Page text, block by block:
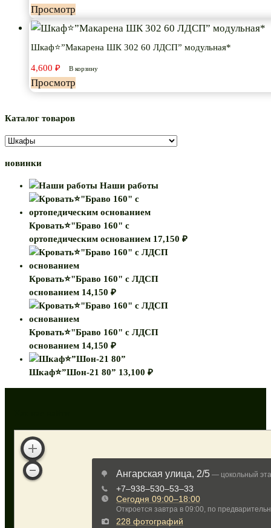
Просмотр
Шкаф⭐”Макарена ШК 302 60 ЛДСП” модульная*
4,600 ₽ В корзину
Просмотр
Каталог товаров
новинки
Наши работы
Кровать⭐"Браво 160" с
ортопедическим основанием 17,150 ₽
Кровать⭐"Браво 160" с ЛДСП
основанием 14,150 ₽
Кровать⭐"Браво 160" с ЛДСП
основанием 14,150 ₽
Шкаф⭐”Шон-21 80” 13,100 ₽